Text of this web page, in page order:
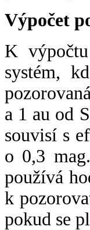
Výpočet
K
systém,
a 1 au od
souvisí s
o 0,3
používá
k
pokud se